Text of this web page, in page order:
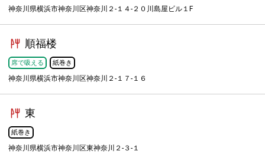
神奈川県横浜市神奈川区神奈川２-１４-２０川島屋ビル１F
順福楼
席で吸える 紙巻き
神奈川県横浜市神奈川区神奈川２-１７-１６
東
紙巻き
神奈川県横浜市神奈川区東神奈川２-３-１